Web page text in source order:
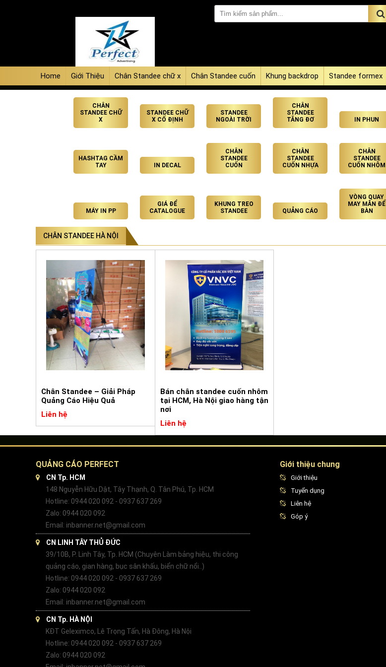
Home Giới Thiệu Chân Standee chữ x Chân Standee cuốn Khung backdrop Standee formex
CHÂN
STANDEE CHỮ
X
STANDEE CHỮ
X CỐ ĐỊNH
STANDEE
NGOÀI TRỜI
CHÂN
STANDEE
TĂNG ĐƠ
IN PHUN
HASHTAG CẦM
TAY
IN DECAL
CHÂN
STANDEE
CUỐN
CHÂN
STANDEE
CUỐN NHỰA
CHÂN
STANDEE
CUỐN NHÔM
MÁY IN PP
GIÁ ĐỂ
CATALOGUE
KHUNG TREO
STANDEE
QUẢNG CÁO
VÒNG QUAY
MAY MẮN ĐỂ
BÀN
CHÂN STANDEE HÀ NỘI
Chân Standee – Giải Pháp
Quảng Cáo Hiệu Quả
Liên hệ
Bán chân standee cuốn nhôm
tại HCM, Hà Nội giao hàng tận
nơi
Liên hệ
QUẢNG CÁO PERFECT
CN Tp. HCM
148 Nguyễn Hữu Dật, Tây Thạnh, Q. Tân Phú, Tp. HCM
Hotline: 0944 020 092 - 0937 637 269
Zalo: 0944 020 092
Email: inbanner.net@gmail.com
CN LINH TÂY THỦ ĐỨC
39/10B, P. Linh Tây, Tp. HCM (Chuyên Làm bảng hiệu, thi công
quảng cáo, gian hàng, bục sân khấu, biển chữ nổi..)
Hotline: 0944 020 092 - 0937 637 269
Zalo: 0944 020 092
Email: inbanner.net@gmail.com
CN Tp. HÀ NỘI
KĐT Geleximco, Lê Trọng Tấn, Hà Đông, Hà Nội
Hotline: 0944 020 092 - 0937 637 269
Zalo: 0944 020 092
Giới thiệu chung
Giới thiệu
Tuyển dụng
Liên hệ
Góp ý